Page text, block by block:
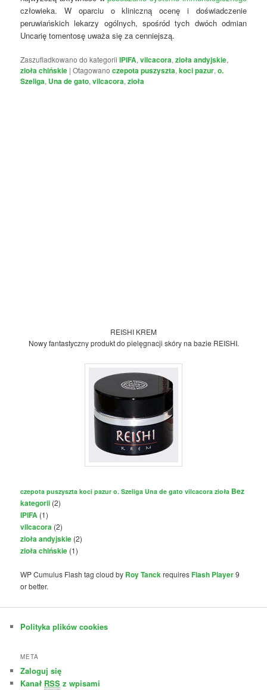
człowieka. W oparciu o kliniczną ocenę i doświadczenie
peruwiańskich lekarzy ogólnych, spośród tych dwóch odmian
Uncarię tomentosę uważa się za cenniejszą.
Zaszufladkowano do kategorii IPIFA,vilcacora,zioła andyjskie,
zioła chińskie |Otagowano czepota puszyszta,koci pazur,o.
Szeliga, Una de gato,vilcacora,zioła
REISHI KREM
Nowy fantastyczny produkt do pielęgnacji skóry na bazie REISHI.
czepota puszyszta koci pazur o. Szeliga Una de gato vilcacora zioła Bez
kategorii (2)
IPIFA (1)
vilcacora (2)
zioła andyjskie (2)
zioła chińskie (1)
WP Cumulus Flash tag cloud by Roy TanckrequiresFlash Player9
or better.
Polityka plików cookies
META
Zaloguj się
Kanał RSS z wpisami